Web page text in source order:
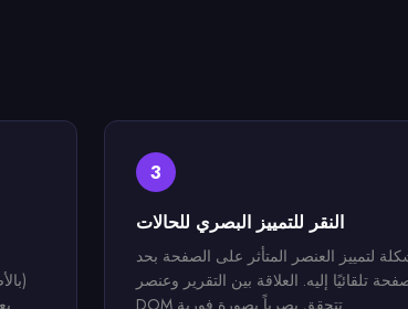
3
النقر للتمييز البصري للحالات
لتمييز العنصر المتأثر على الصفحة بحد
تلقائيًا إليه. العلاقة بين التقرير وعنصر
DOM تتحقق بصرياً بصورة فورية.